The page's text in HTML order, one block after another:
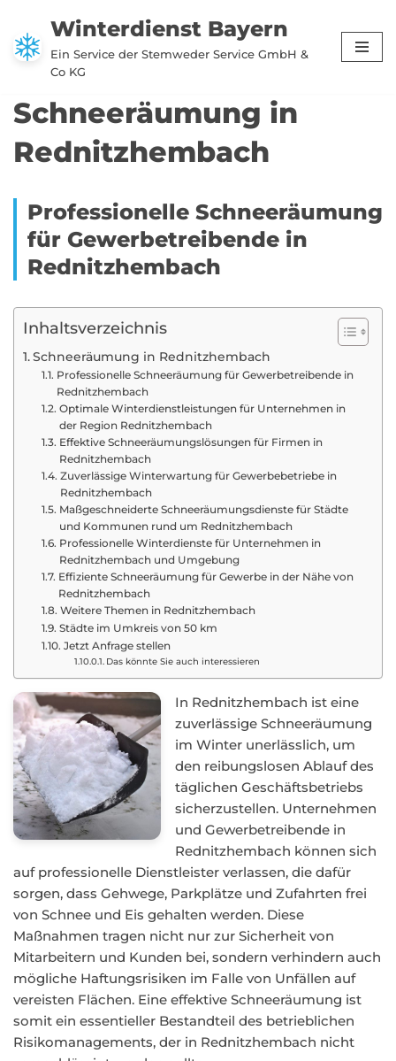
Zum
Inhalt
Winterdienst Bayern
Ein Service der Stemweder Service GmbH &
Co KG
Schneeräumung in
Rednitzhembach
Professionelle Schneeräumung
für Gewerbetreibende in
Rednitzhembach
Inhaltsverzeichnis
Schneeräumung in Rednitzhembach
Professionelle Schneeräumung für Gewerbetreibende in
Rednitzhembach
Optimale Winterdienstleistungen für Unternehmen in
der Region Rednitzhembach
Effektive Schneeräumungslösungen für Firmen in
Rednitzhembach
Zuverlässige Winterwartung für Gewerbebetriebe in
Rednitzhembach
Maßgeschneiderte Schneeräumungsdienste für Städte
und Kommunen rund um Rednitzhembach
Professionelle Winterdienste für Unternehmen in
Rednitzhembach und Umgebung
Effiziente Schneeräumung für Gewerbe in der Nähe von
Rednitzhembach
Weitere Themen in Rednitzhembach
Städte im Umkreis von 50 km
Jetzt Anfrage stellen
Das könnte Sie auch interessieren
In Rednitzhembach ist eine
zuverlässige Schneeräumung
im Winter unerlässlich, um
den reibungslosen Ablauf des
täglichen Geschäftsbetriebs
sicherzustellen. Unternehmen
und Gewerbetreibende in
Rednitzhembach können sich
auf professionelle Dienstleister verlassen, die dafür
sorgen, dass Gehwege, Parkplätze und Zufahrten frei
von Schnee und Eis gehalten werden. Diese
Maßnahmen tragen nicht nur zur Sicherheit von
Mitarbeitern und Kunden bei, sondern verhindern auch
mögliche Haftungsrisiken im Falle von Unfällen auf
vereisten Flächen. Eine effektive Schneeräumung ist
somit ein essentieller Bestandteil des betrieblichen
Risikomanagements, der in Rednitzhembach nicht